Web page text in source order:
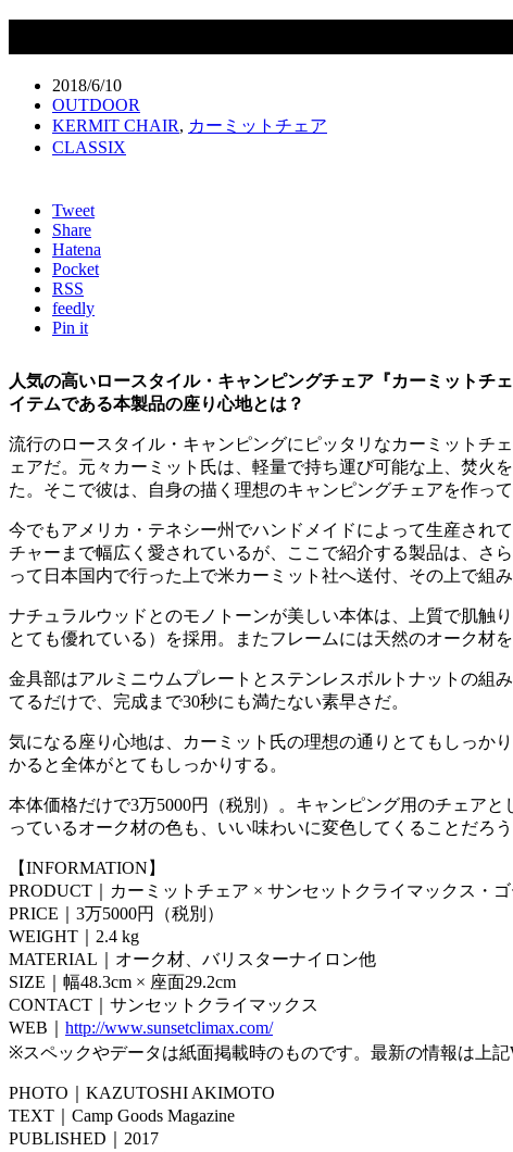
2018/6/10
OUTDOOR
KERMIT CHAIR, カーミットチェア
CLASSIX
Tweet
Share
Hatena
Pocket
RSS
feedly
Pin it
人気の高いロースタイル・キャンピングチェア『カーミットチ
イテムである本製品の座り心地とは？
流行のロースタイル・キャンピングにピッタリなカーミットチ
ェアだ。元々カーミット氏は、軽量で持ち運び可能な上、焚火
た。そこで彼は、自身の描く理想のキャンピングチェアを作
今でもアメリカ・テネシー州でハンドメイドによって生産され
チャーまで幅広く愛されているが、ここで紹介する製品は、さ
って日本国内で行った上で米カーミット社へ送付、その上で組
ナチュラルウッドとのモノトーンが美しい本体は、上質で肌触
とても優れている）を採用。またフレームには天然のオーク材
金具部はアルミニウムプレートとステンレスボルトナットの組
てるだけで、完成まで30秒にも満たない素早さだ。
気になる座り心地は、カーミット氏の理想の通りとてもしっか
かると全体がとてもしっかりする。
本体価格だけで3万5000円（税別）。キャンピング用のチェア
っているオーク材の色も、いい味わいに変色してくることだろう
【INFORMATION】
PRODUCT｜カーミットチェア × サンセットクライマックス・
PRICE｜3万5000円（税別）
WEIGHT｜2.4 kg
MATERIAL｜オーク材、バリスターナイロン他
SIZE｜幅48.3cm × 座面29.2cm
CONTACT｜サンセットクライマックス
WEB｜ http://www.sunsetclimax.com/
※スペックやデータは紙面掲載時のものです。最新の情報は上記
PHOTO｜KAZUTOSHI AKIMOTO
TEXT｜Camp Goods Magazine
PUBLISHED｜2017